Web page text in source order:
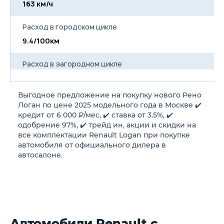
163 км/ч
Расход в городском цикле
9.4/100км
Расход в загородном цикле
Расход в смешанном цикле
7.1/100км
Объем топливного бака
50 л
Выгодное предложение на покупку нового Рено
Логан по цене 2025 модельного года в Москве ✔️
кредит от 6 000 ₽/мес, ✔️ ставка от 3.5%, ✔️
одобрение 97%, ✔️ трейд ин, акции и скидки на
все комплектации Renault Logan при покупке
автомобиля от официального дилера в
автосалоне.